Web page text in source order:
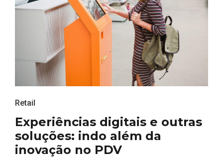
Retail
Experiências digitais e outras
soluções: indo além da
inovação no PDV